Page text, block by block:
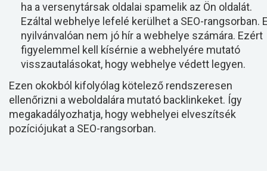
ha a versenytársak oldalai spamelik az Ön oldalát.
Ezáltal webhelye lefelé kerülhet a SEO-rangsorban.
nyilvánvalóan nem jó hír a webhelye számára. Ezért
figyelemmel kell kísérnie a webhelyére mutató
visszautalásokat, hogy webhelye védett legyen.
Ezen okokból kifolyólag kötelező rendszeresen
ellenőrizni a weboldalára mutató backlinkeket. Így
megakadályozhatja, hogy webhelyei elveszítsék
pozíciójukat a SEO-rangsorban.